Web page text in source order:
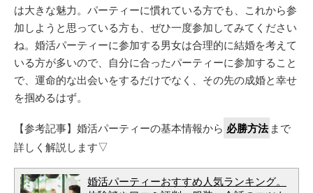
は大きな魅力。パーティーに慣れている方でも、これから参
加しようと思っている方も、ぜひ一度参加してみてください
ね。婚活パーティーに参加する男女は合理的に結婚を考えて
いる方が多いので、自分に合ったパーティーに参加すること
で、運命的な出会いをするだけでなく、その先の成婚と幸せ
を掴めるはず。
【参考記事】婚活パーティーの基本情報から 必勝方法 まで
詳しく解説します▽
婚活パーティーおすすめ人気ランキング。